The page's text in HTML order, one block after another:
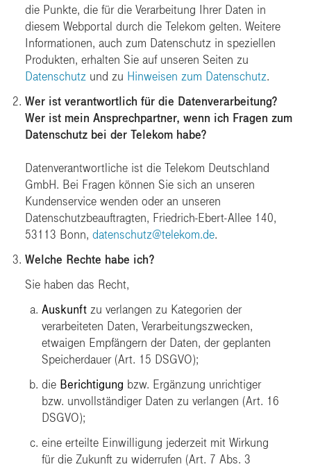
die Punkte, die für die Verarbeitung Ihrer Daten in
diesem Webportal durch die Telekom gelten. Weitere
Informationen, auch zum Datenschutz in speziellen
Produkten, erhalten Sie auf unseren Seiten zu
Datenschutz und zu Hinweisen zum Datenschutz.
Wer ist verantwortlich für die Datenverarbeitung?
Wer ist mein Ansprechpartner, wenn ich Fragen zum
Datenschutz bei der Telekom habe?
Datenverantwortliche ist die Telekom Deutschland
GmbH. Bei Fragen können Sie sich an unseren
Kundenservice wenden oder an unseren
Datenschutzbeauftragten, Friedrich-Ebert-Allee 140,
53113 Bonn, datenschutz@telekom.de.
Welche Rechte habe ich?
Sie haben das Recht,
Auskunft zu verlangen zu Kategorien der
verarbeiteten Daten, Verarbeitungszwecken,
etwaigen Empfängern der Daten, der geplanten
Speicherdauer (Art. 15 DSGVO);
die Berichtigung bzw. Ergänzung unrichtiger
bzw. unvollständiger Daten zu verlangen (Art. 16
DSGVO);
eine erteilte Einwilligung jederzeit mit Wirkung
für die Zukunft zu widerrufen (Art. 7 Abs. 3